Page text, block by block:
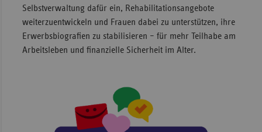
Selbstverwaltung dafür ein, Rehabilitationsangebote
weiterzuentwickeln und Frauen dabei zu unterstützen, ihre
Erwerbsbiografien zu stabilisieren – für mehr Teilhabe am
Arbeitsleben und finanzielle Sicherheit im Alter.